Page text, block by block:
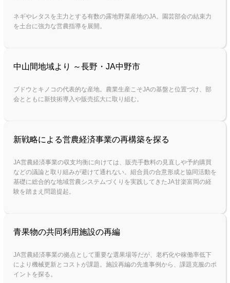
ネギやレタスを主力とする有数の露地野菜産地のJA。園芸部会の結束力
を土台に強力な営農指導を展開。
中山間地域より ～長野・JA中野市
ブドウとキノコの代表的な産地。農業生産こそJAの基盤と位置づけ、部
会とともに新技術導入や販売拡大に取り組む。
新戦略による営農経済事業の再構築を探る
JA営農経済事業の収支均衡に向けては、販売手数料の見直しや予約購買
などの議論と取り組みが避けて通れない。組合員の合意形成と協同活動を
基礎に総合的な地域営農システムづくりを実践してきたJA甘楽富岡の経
験を踏まえ問題提起。
青果物の共同利用施設の再編
JA営農経済事業の拠点として重要な選果場等だが、老朽化や稼働率低下
により機械更新とコストが課題。施設再編の先進事例から、課題克服のポ
イントを探る。